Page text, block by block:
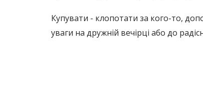
Купувати - клопотати за кого-то,
уваги на дружній вечірці або до